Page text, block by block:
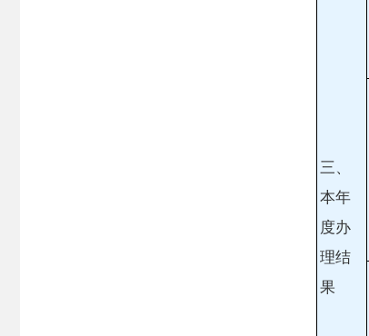
三、
本年
度办
理结
果